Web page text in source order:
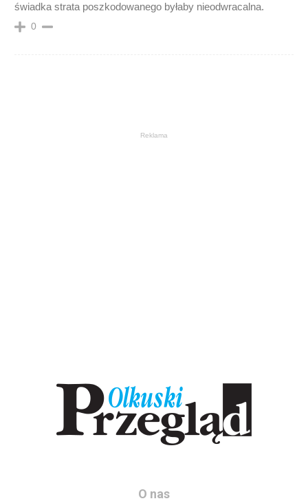
świadka strata poszkodowanego byłaby nieodwracalna.
0
Reklama
O nas